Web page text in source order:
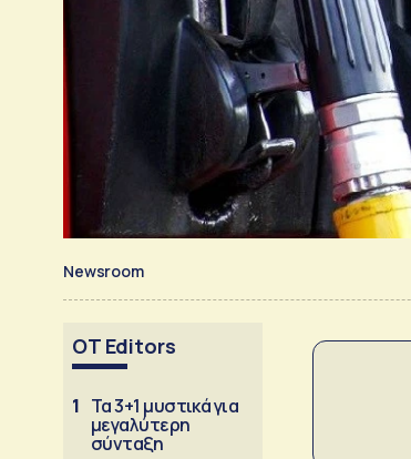
Newsroom
OT Editors
1 Τα 3+1 μυστικά για
μεγαλύτερη
σύνταξη